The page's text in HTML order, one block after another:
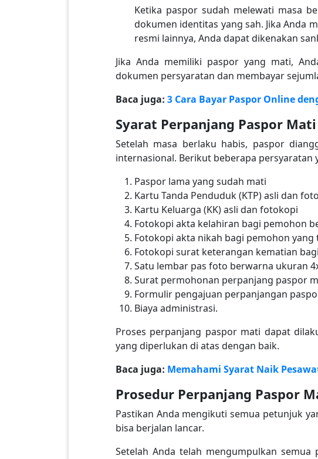
Ketika paspor sudah melewati masa
dokumen identitas yang sah. Jika Anda
resmi lainnya, Anda dapat dikenakan
Jika Anda memiliki paspor yang mati,
dokumen persyaratan dan membayar
Baca juga: 3 Cara Bayar Paspor Online
Syarat Perpanjang Paspor Mati
Setelah masa berlaku habis, paspor
internasional. Berikut beberapa
Paspor lama yang sudah mati
Kartu Tanda Penduduk (KTP) asli dan
Kartu Keluarga (KK) asli dan fotokopi
Fotokopi akta kelahiran bagi pemohon
Fotokopi akta nikah bagi pemohon yang
Fotokopi surat keterangan kematian
Satu lembar pas foto berwarna ukuran
Surat permohonan perpanjang paspor
Formulir pengajuan perpanjangan
Biaya administrasi.
Proses perpanjang paspor mati dapat
yang diperlukan di atas dengan baik.
Baca juga: Memahami Syarat Naik
Prosedur Perpanjang Paspor
Pastikan Anda mengikuti semua petunjuk
bisa berjalan lancar.
Setelah Anda telah mengumpulkan